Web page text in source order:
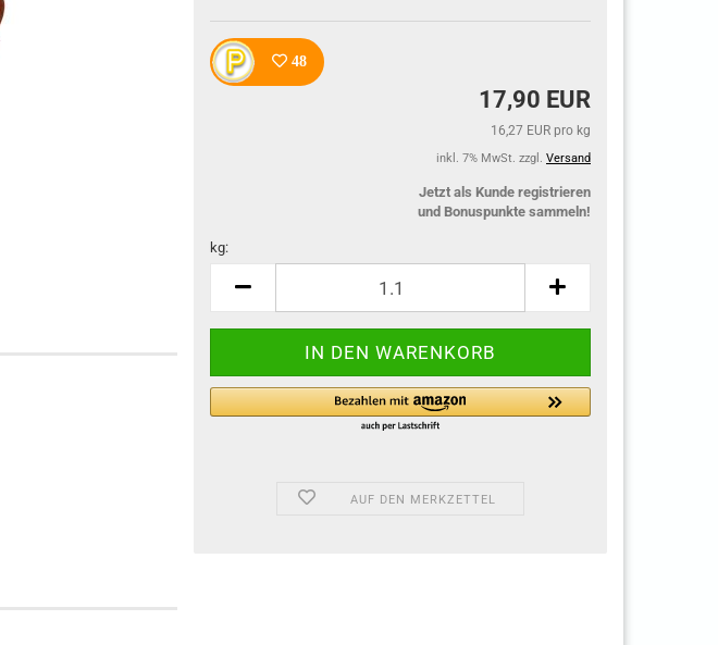
48
17,90 EUR
16,27 EUR pro kg
inkl. 7% MwSt. zzgl. Versand
Jetzt als Kunde registrieren
und Bonuspunkte sammeln!
kg:
AUF DEN MERKZETTEL